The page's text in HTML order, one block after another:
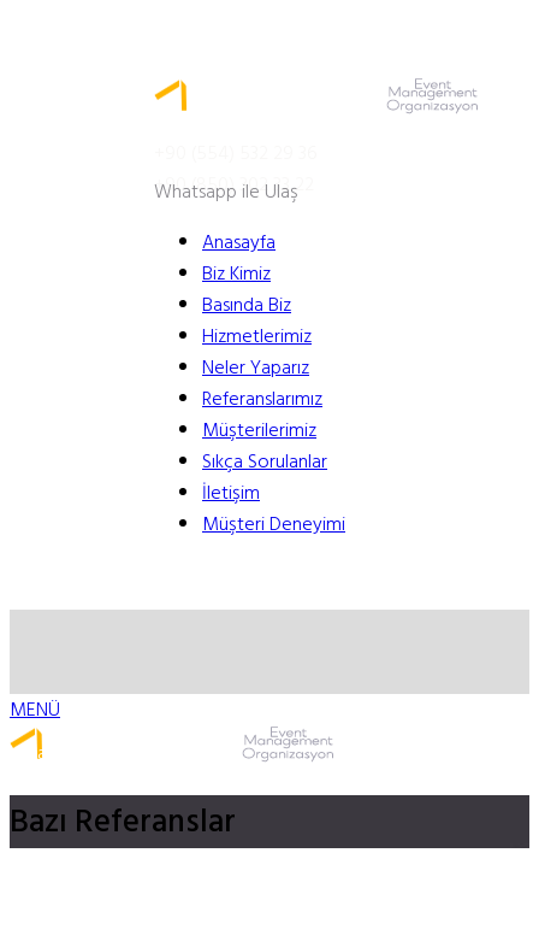
+90 (850) 302 33 22
Whatsapp ile Ulaş
Anasayfa
Biz Kimiz
Basında Biz
Hizmetlerimiz
Neler Yaparız
Referanslarımız
Müşterilerimiz
Sıkça Sorulanlar
İletişim
Müşteri Deneyimi
MENÜ
Whatsapp ile Ulaş
Bazı Referanslar